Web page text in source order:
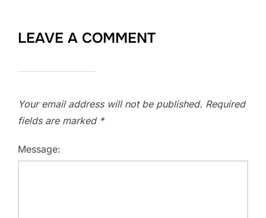
LEAVE A COMMENT
Your email address will not be published. Required
fields are marked *
Message: